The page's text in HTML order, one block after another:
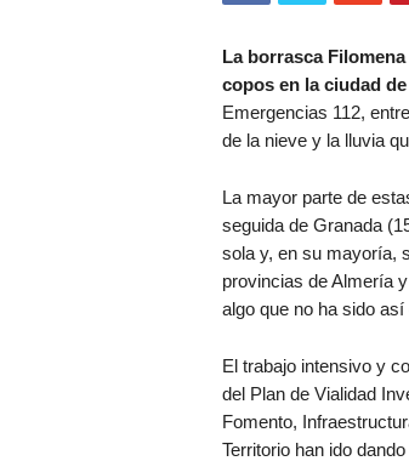
La borrasca
copos en la ciudad
Emergencias 112,
de la nieve y la lluvia
La mayor parte de
seguida de Granada
sola y, en su mayoría,
provincias de Almería
algo que no ha sido
El trabajo intensivo y
del Plan de Vialidad
Fomento,
Territorio han ido